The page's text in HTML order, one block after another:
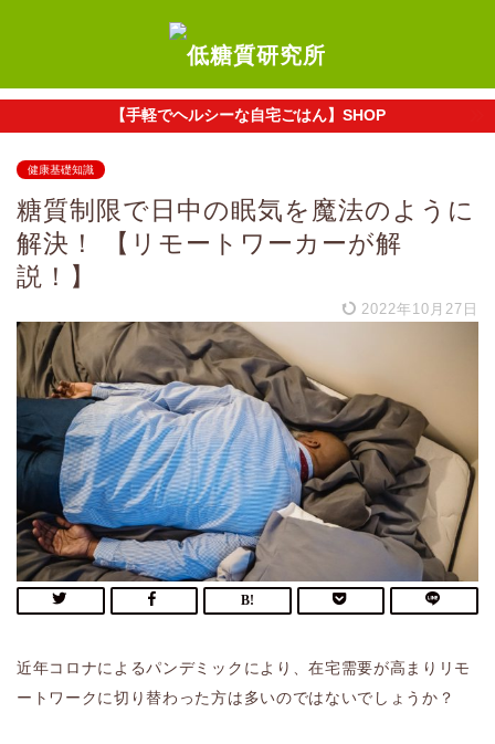
【手軽でヘルシーな自宅ごはん】SHOP
健康基礎知識
糖質制限で日中の眠気を魔法のように
解決！ 【リモートワーカーが解
説！】
2022年10月27日
近年コロナによるパンデミックにより、在宅需要が高まりリモ
ートワークに切り替わった方は多いのではないでしょうか？